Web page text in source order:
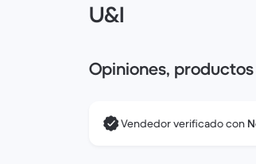
U&I
Opiniones,
Vendedor verificado con